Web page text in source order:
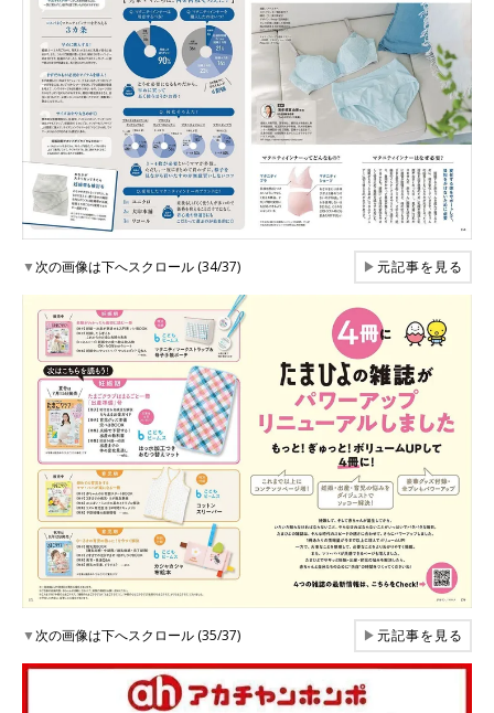
▼次の画像は下へスクロール (34/37) ▶元記事を見る
▼次の画像は下へスクロール (35/37) ▶元記事を見る